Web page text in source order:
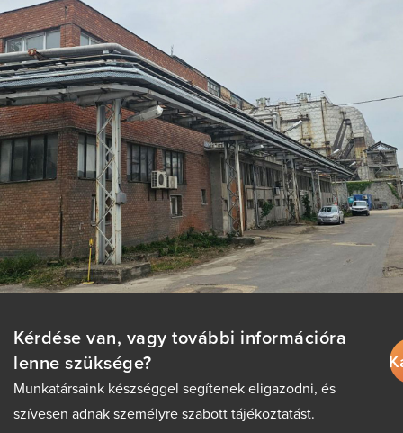
Kérdése van, vagy további információra
lenne szüksége?
Munkatársaink készséggel segítenek eligazodni, és
szívesen adnak személyre szabott tájékoztatást.